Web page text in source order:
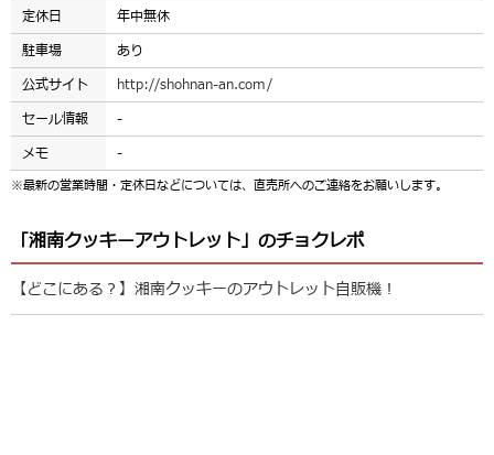
定休日
年中無休
駐車場
あり
公式サイト
http://shohnan-an.com/
セール情報
-
メモ
-
※最新の営業時間・定休日などについては、直売所へのご連絡をお願いします。
「湘南クッキーアウトレット」のチョクレポ
【どこにある？】湘南クッキーのアウトレット自販機！